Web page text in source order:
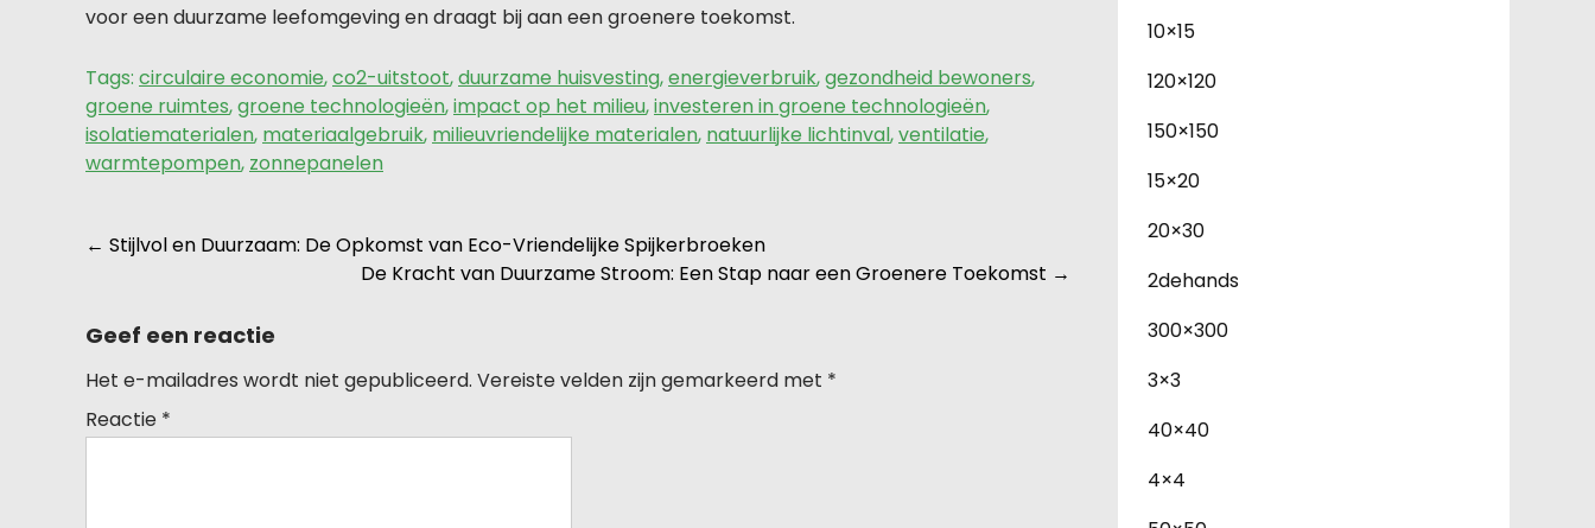
voor een duurzame leefomgeving en draagt bij aan een groenere toekomst.
Tags: circulaire economie,co2-uitstoot,duurzame huisvesting,energieverbruik,gezondheid bewoners,
groene ruimtes,groene technologieën,impact op het milieu,investeren in groene technologieën,
isolatiematerialen, materiaalgebruik, milieuvriendelijke materialen, natuurlijke lichtinval,ventilatie,
warmtepompen, zonnepanelen
Berichtnavigatie
← Stijlvol en Duurzaam: De Opkomst van Eco-Vriendelijke Spijkerbroeken
De Kracht van Duurzame Stroom: Een Stap naar een Groenere Toekomst →
Geef een reactie
Het e-mailadres wordt niet gepubliceerd. Vereiste velden zijn gemarkeerd met *
Reactie *
10×15
120×120
150×150
15×20
20×30
2dehands
300×300
3×3
40×40
4×4